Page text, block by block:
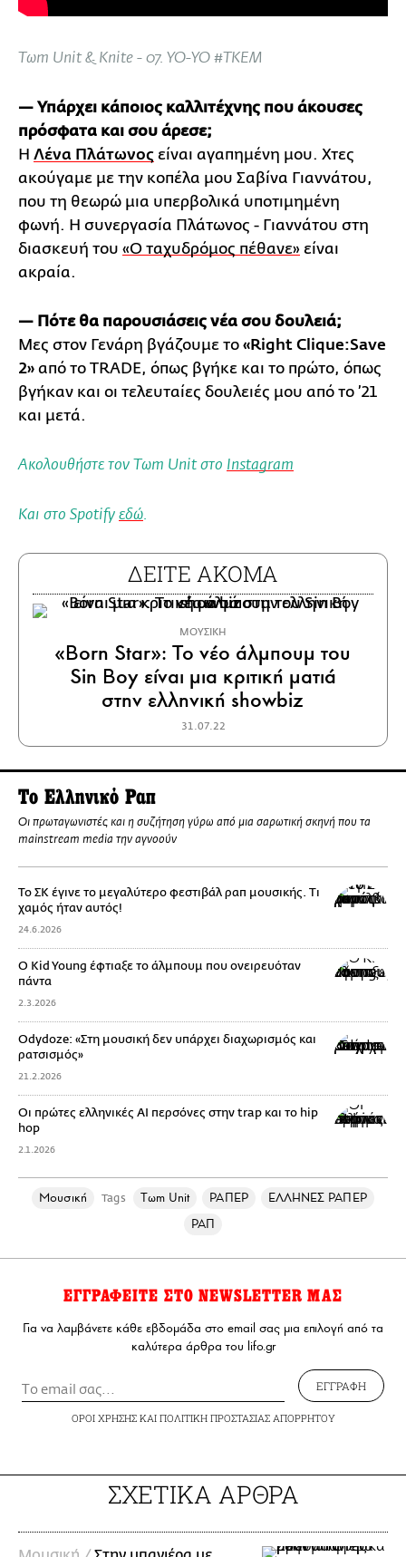
Tωm Unit & Knite - 07. YO-YO #ΤΚΕΜ
— Υπάρχει κάποιος καλλιτέχνης που άκουσες
πρόσφατα και σου άρεσε;
Η Λένα Πλάτωνος είναι αγαπημένη μου. Χτες
ακούγαμε με την κοπέλα μου Σαβίνα Γιαννάτου,
που τη θεωρώ μια υπερβολικά υποτιμημένη
φωνή. Η συνεργασία Πλάτωνος - Γιαννάτου στη
διασκευή του «Ο ταχυδρόμος πέθανε» είναι
ακραία.
— Πότε θα παρουσιάσεις νέα σου δουλειά;
Μες στον Γενάρη βγάζουμε το «Right Clique:Save
2» από το TRADE, όπως βγήκε και το πρώτο, όπως
βγήκαν και οι τελευταίες δουλειές μου από το ’21
και μετά.
Ακολουθήστε τον Tωm Unit στο Instagram
Και στο Spotify εδώ.
ΔΕΙΤΕ ΑΚΟΜΑ
ΜΟΥΣΙΚΗ
«Born Star»: Το νέο άλμπουμ του
Sin Boy είναι μια κριτική ματιά
στην ελληνική showbiz
31.07.22
To Eλληνικό Ραπ
Οι πρωταγωνιστές και η συζήτηση γύρω από μια σαρωτική σκηνή που τα
mainstream media την αγνοούν
Το ΣΚ έγινε το μεγαλύτερο φεστιβάλ ραπ μουσικής. Τι
χαμός ήταν αυτός!
24.6.2026
Ο Kid Young έφτιαξε το άλμπουμ που ονειρευόταν
πάντα
2.3.2026
Odydoze: «Στη μουσική δεν υπάρχει διαχωρισμός και
ρατσισμός»
21.2.2026
Οι πρώτες ελληνικές AI περσόνες στην trap και το hip
hop
2.1.2026
Μουσική Tags Tωm Unit ΡΑΠΕΡ
ΕΛΛΗΝΕΣ ΡΑΠΕΡ
ΡΑΠ
ΕΓΓΡΑΦΕΙΤΕ ΣΤΟ NEWSLETTER ΜΑΣ
Για να λαμβάνετε κάθε εβδομάδα στο email σας μια επιλογή από τα
καλύτερα άρθρα του lifo.gr
ΕΓΓΡΑΦΗ
ΟΡΟΙ ΧΡΗΣΗΣΚΑΙ ΠΟΛΙΤΙΚΗ ΠΡΟΣΤΑΣΙΑΣ ΑΠΟΡΡΗΤΟΥ
ΣΧΕΤΙΚΑ ΑΡΘΡΑ